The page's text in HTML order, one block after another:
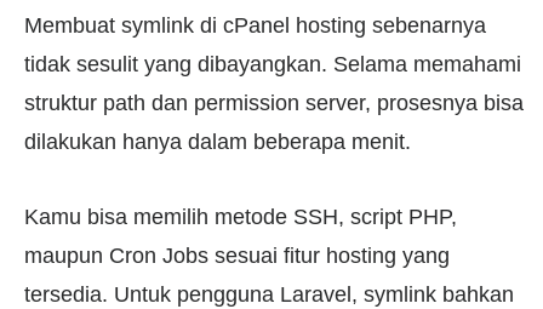
Membuat symlink di cPanel hosting sebenarnya
tidak sesulit yang dibayangkan. Selama memahami
struktur path dan permission server, prosesnya bisa
dilakukan hanya dalam beberapa menit.
Kamu bisa memilih metode SSH, script PHP,
maupun Cron Jobs sesuai fitur hosting yang
tersedia. Untuk pengguna Laravel, symlink bahkan